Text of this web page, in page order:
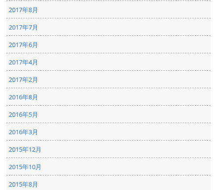
2017年8月
2017年7月
2017年6月
2017年4月
2017年2月
2016年8月
2016年5月
2016年3月
2015年12月
2015年10月
2015年8月